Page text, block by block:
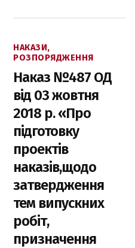
НАКАЗИ,
РОЗПОРЯДЖЕННЯ
Наказ №487 ОД
від 03 жовтня
2018 р. «Про
підготовку
проектів
наказів,щодо
затвердження
тем випускних
робіт,
призначення